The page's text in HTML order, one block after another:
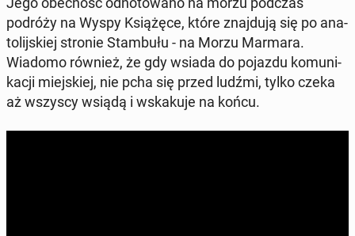
podróży na Wyspy Ksią­żę­ce, które znaj­du­ją się po ana­
to­lij­skiej stronie Stam­bu­łu - na Morzu Marmara.
Wiadomo również, że gdy wsiada do pojazdu ko­mu­ni­
ka­cji miej­skiej, nie pcha się przed ludźmi, tylko czeka
aż wszyscy wsiądą i wska­ku­je na końcu.